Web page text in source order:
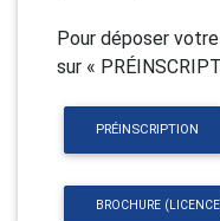
Pour déposer
sur «
PRÉINSCRIPTION
BROCHURE